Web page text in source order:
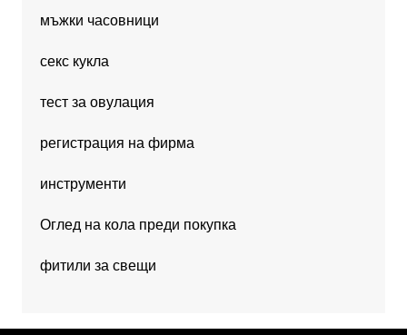
мъжки часовници
секс кукла
тест за овулация
регистрация на фирма
инструменти
Оглед на кола преди покупка
фитили за свещи